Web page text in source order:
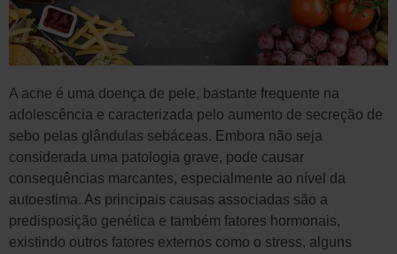
A acne é uma doença de pele, bastante frequente na
adolescência e caracterizada pelo aumento de secreção de
sebo pelas glândulas sebáceas. Embora não seja
considerada uma patologia grave, pode causar
consequências marcantes, especialmente ao nível da
autoestima. As principais causas associadas são a
predisposição genética e também fatores hormonais,
existindo outros fatores externos como o stress, alguns